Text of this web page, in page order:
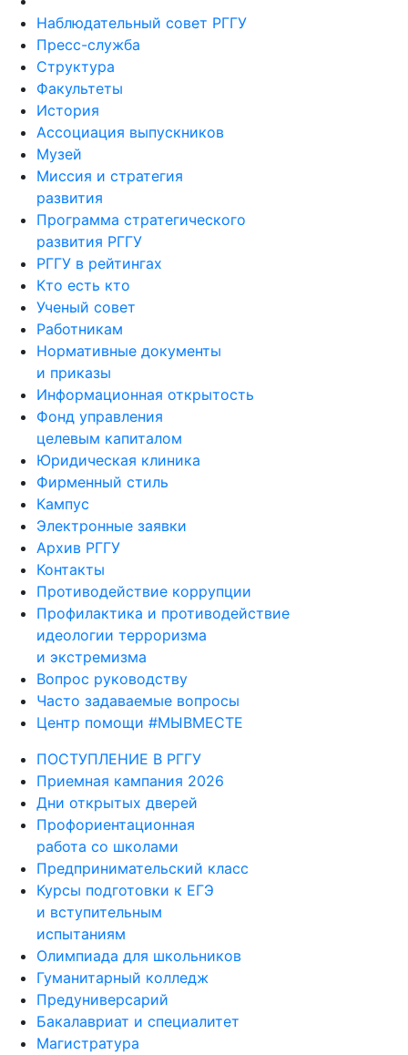
Наблюдательный совет РГГУ
Пресс-служба
Структура
Факультеты
История
Ассоциация выпускников
Музей
Миссия и стратегия
развития
Программа стратегического
развития РГГУ
РГГУ в рейтингах
Кто есть кто
Ученый совет
Работникам
Нормативные документы
и приказы
Информационная открытость
Фонд управления
целевым капиталом
Юридическая клиника
Фирменный стиль
Кампус
Электронные заявки
Архив РГГУ
Контакты
Противодействие коррупции
Профилактика и противодействие
идеологии терроризма
и экстремизма
Вопрос руководству
Часто задаваемые вопросы
Центр помощи #МЫВМЕСТЕ
ПОСТУПЛЕНИЕ В РГГУ
Приемная кампания 2026
Дни открытых дверей
Профориентационная
работа со школами
Предпринимательский класс
Курсы подготовки к ЕГЭ
и вступительным
испытаниям
Олимпиада для школьников
Гуманитарный колледж
Предуниверсарий
Бакалавриат и специалитет
Магистратура